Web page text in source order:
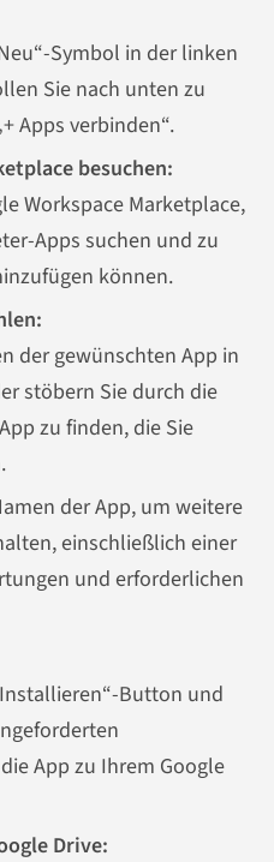
Symbol in der linken
Sie nach unten zu
Apps verbinden“.
besuchen:
Workspace Marketplace,
Apps suchen und zu
können.
der gewünschten App in
stöbern Sie durch die
zu finden, die Sie
der App, um weitere
einschließlich einer
und erforderlichen
Button und
App zu Ihrem Google
Drive: